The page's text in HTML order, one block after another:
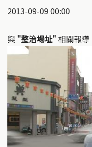
2013-09-09 00:00
與 "整治場址" 相關報導